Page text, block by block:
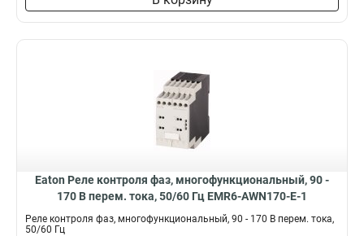
Eaton Реле контроля фаз, многофункциональный, 90 -
170 В перем. тока, 50/60 Гц EMR6-AWN170-E-1
Реле контроля фаз, многофункциональный, 90 - 170 В перем. тока,
50/60 Гц